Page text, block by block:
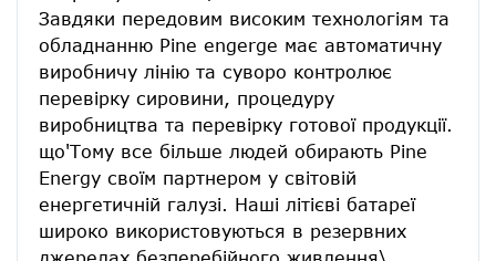
Завдяки передовим високим технологіям та
обладнанню Pine engerge має автоматичну
виробничу лінію та суворо контролює
перевірку сировини, процедуру
виробництва та перевірку готової продукції.
що'Тому все більше людей обирають Pine
Energy своїм партнером у світовій
енергетичній галузі. Наші літієві батареї
широко використовуються в резервних